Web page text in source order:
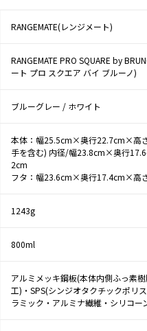
RANGEMATE(レンジメート)
RANGEMATE PRO SQUARE by
ート プロ スクエア バイ ブルーノ)
ブルーグレー / ホワイト
本体：幅25.5cm×奥行22.7cm×高
手を含む) 内径/幅23.8cm×奥行
2cm
フタ：幅23.6cm×奥行17.4cm×高
1243g
800ml
アルミメッキ鋼板(本体内側ふっ素
工)・SPS(シンジオタクチックポリ
ラミック・アルミナ繊維・シリコー